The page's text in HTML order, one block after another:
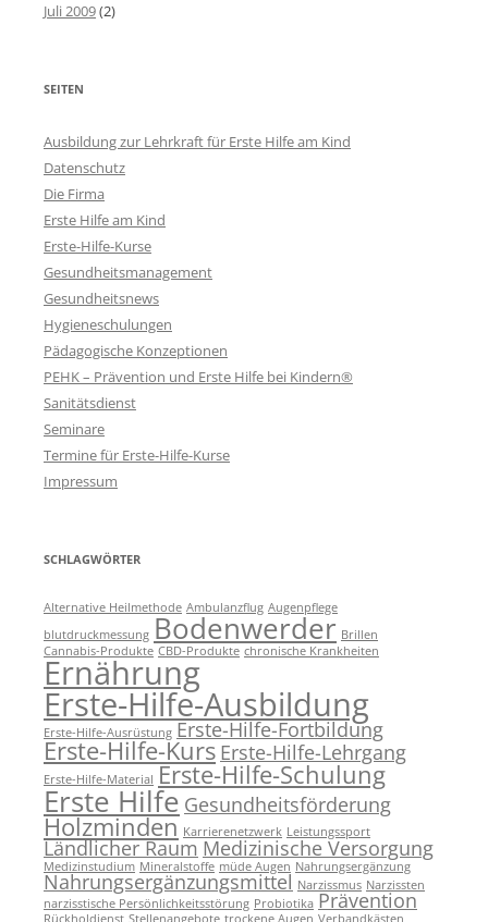
Juli 2009(2)
SEITEN
Ausbildung zur Lehrkraft für Erste Hilfe am Kind
Datenschutz
Die Firma
Erste Hilfe am Kind
Erste-Hilfe-Kurse
Gesundheitsmanagement
Gesundheitsnews
Hygieneschulungen
Pädagogische Konzeptionen
PEHK – Prävention und Erste Hilfe bei Kindern®
Sanitätsdienst
Seminare
Termine für Erste-Hilfe-Kurse
Impressum
SCHLAGWÖRTER
Alternative Heilmethode Ambulanzflug Augenpflege
blutdruckmessung Bodenwerder Brillen
Cannabis-Produkte CBD-Produkte chronische Krankheiten
Ernährung
Erste-Hilfe-Ausbildung
Erste-Hilfe-Ausrüstung Erste-Hilfe-Fortbildung
Erste-Hilfe-Kurs Erste-Hilfe-Lehrgang
Erste-Hilfe-Material Erste-Hilfe-Schulung
Erste Hilfe Gesundheitsförderung
Holzminden Karrierenetzwerk Leistungssport
Ländlicher Raum Medizinische Versorgung
Medizinstudium Mineralstoffe müde Augen Nahrungsergänzung
Nahrungsergänzungsmittel Narzissmus Narzissten
narzisstische Persönlichkeitsstörung Probiotika Prävention
Rückholdienst Stellenangebote trockene Augen Verbandkästen